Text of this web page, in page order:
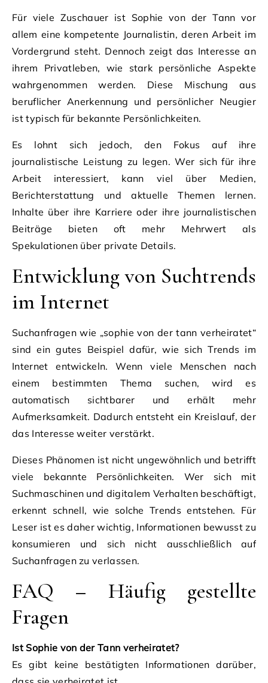
Für viele Zuschauer ist Sophie von der Tann vor
allem eine kompetente Journalistin, deren Arbeit im
Vordergrund steht. Dennoch zeigt das Interesse an
ihrem Privatleben, wie stark persönliche Aspekte
wahrgenommen werden. Diese Mischung aus
beruflicher Anerkennung und persönlicher Neugier
ist typisch für bekannte Persönlichkeiten.
Es lohnt sich jedoch, den Fokus auf ihre
journalistische Leistung zu legen. Wer sich für ihre
Arbeit interessiert, kann viel über Medien,
Berichterstattung und aktuelle Themen lernen.
Inhalte über ihre Karriere oder ihre journalistischen
Beiträge bieten oft mehr Mehrwert als
Spekulationen über private Details.
Entwicklung von Suchtrends
im Internet
Suchanfragen wie „sophie von der tann verheiratet“
sind ein gutes Beispiel dafür, wie sich Trends im
Internet entwickeln. Wenn viele Menschen nach
einem bestimmten Thema suchen, wird es
automatisch sichtbarer und erhält mehr
Aufmerksamkeit. Dadurch entsteht ein Kreislauf, der
das Interesse weiter verstärkt.
Dieses Phänomen ist nicht ungewöhnlich und betrifft
viele bekannte Persönlichkeiten. Wer sich mit
Suchmaschinen und digitalem Verhalten beschäftigt,
erkennt schnell, wie solche Trends entstehen. Für
Leser ist es daher wichtig, Informationen bewusst zu
konsumieren und sich nicht ausschließlich auf
Suchanfragen zu verlassen.
FAQ – Häufig gestellte
Fragen
Ist Sophie von der Tann verheiratet?
Es gibt keine bestätigten Informationen darüber,